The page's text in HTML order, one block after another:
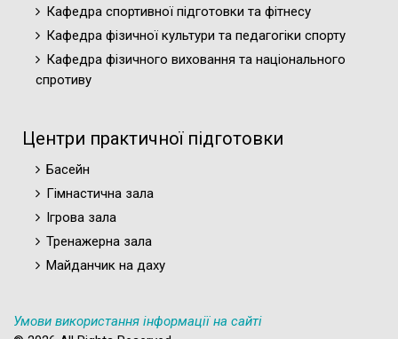
Кафедра спортивної підготовки та фітнесу
Кафедра фізичної культури та педагогіки спорту
Кафедра фізичного виховання та національного
спротиву
Центри практичної підготовки
Басейн
Гімнастична зала
Ігрова зала
Тренажерна зала
Майданчик на даху
Умови використання інформації на сайті